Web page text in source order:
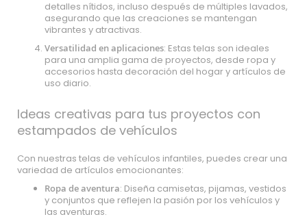
detalles nítidos, incluso después de múltiples lavados,
asegurando que las creaciones se mantengan
vibrantes y atractivas.
Versatilidad en aplicaciones: Estas telas son ideales
para una amplia gama de proyectos, desde ropa y
accesorios hasta decoración del hogar y artículos de
uso diario.
Ideas creativas para tus proyectos con
estampados de vehículos
Con nuestras telas de vehículos infantiles, puedes crear una
variedad de artículos emocionantes:
Ropa de aventura: Diseña camisetas, pijamas, vestidos
y conjuntos que reflejen la pasión por los vehículos y
las aventuras.